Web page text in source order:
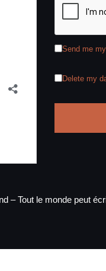
Send me
Delete my
– Tout le monde peut